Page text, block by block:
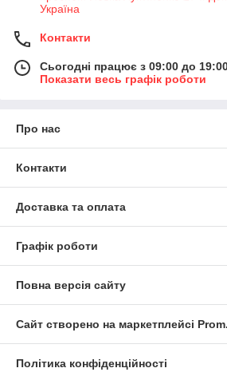
Україна
Контакти
Сьогодні працює з 09:00 до
Показати весь графік роботи
Про нас
Контакти
Доставка та оплата
Графік роботи
Повна версія сайту
Сайт створено на маркетплейсі
Політика конфіденційності